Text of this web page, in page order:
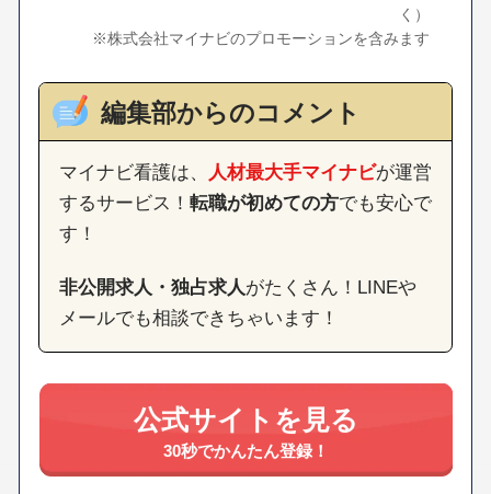
く）
※株式会社マイナビのプロモーションを含みます
編集部からのコメント
マイナビ看護は、 人材最大手マイナビが運営
するサービス！ 転職が初めての方でも安心で
す！
非公開求人・独占求人がたくさん！LINEや
メールでも相談できちゃいます！
公式サイトを見る
30秒でかんたん登録！